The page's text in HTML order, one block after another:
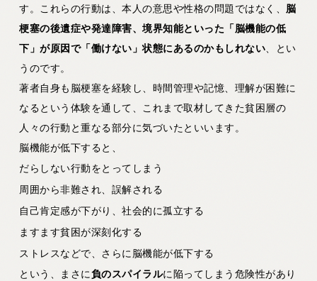
す。これらの行動は、本人の意思や性格の問題ではなく、 脳
梗塞の後遺症や発達障害、境界知能といった「脳機能の低
下」が原因で「働けない」状態にあるのかもしれない 、とい
うのです。
著者自身も脳梗塞を経験し、時間管理や記憶、理解が困難に
なるという体験を通して、これまで取材してきた貧困層の
人々の行動と重なる部分に気づいたといいます。
脳機能が低下すると、
だらしない行動をとってしまう
周囲から非難され、誤解される
自己肯定感が下がり、社会的に孤立する
ますます貧困が深刻化する
ストレスなどで、さらに脳機能が低下する
という、まさに負のスパイラルに陥ってしまう危険性があり